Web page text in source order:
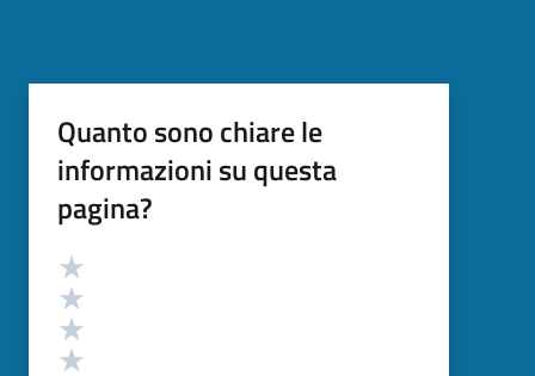
Quanto sono chiare le
informazioni su questa
pagina?
Valutazione